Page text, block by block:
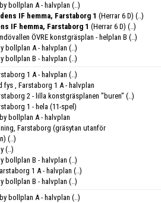
bollplan A - halvplan (..)
IF hemma, Farstaborg 1 (Herrar 6 D) (..)
IF hemma, Farstaborg 1 (Herrar 6 D) (..)
ÖVRE konstgräsplan - helplan B (..)
bollplan A - halvplan (..)
bollplan B - halvplan (..)
1 A - halvplan (..)
fys , Farstaborg 1 A - halvplan
2 - lilla konstgräsplanen "buren" (..)
1 - hela (11-spel)
bollplan A - halvplan
Farstaborg (gräsytan utanför
(..)
(..)
bollplan B - halvplan (..)
1 A - halvplan (..)
bollplan B - halvplan (..)
bollplan A - halvplan (..)